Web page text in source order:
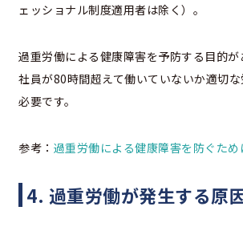
ェッショナル制度適用者は除く）。
過重労働による健康障害を予防する目的
社員が80時間超えて働いていないか適切
必要です。
参考： 過重労働による健康障害を防ぐた
4. 過重労働が発生する原